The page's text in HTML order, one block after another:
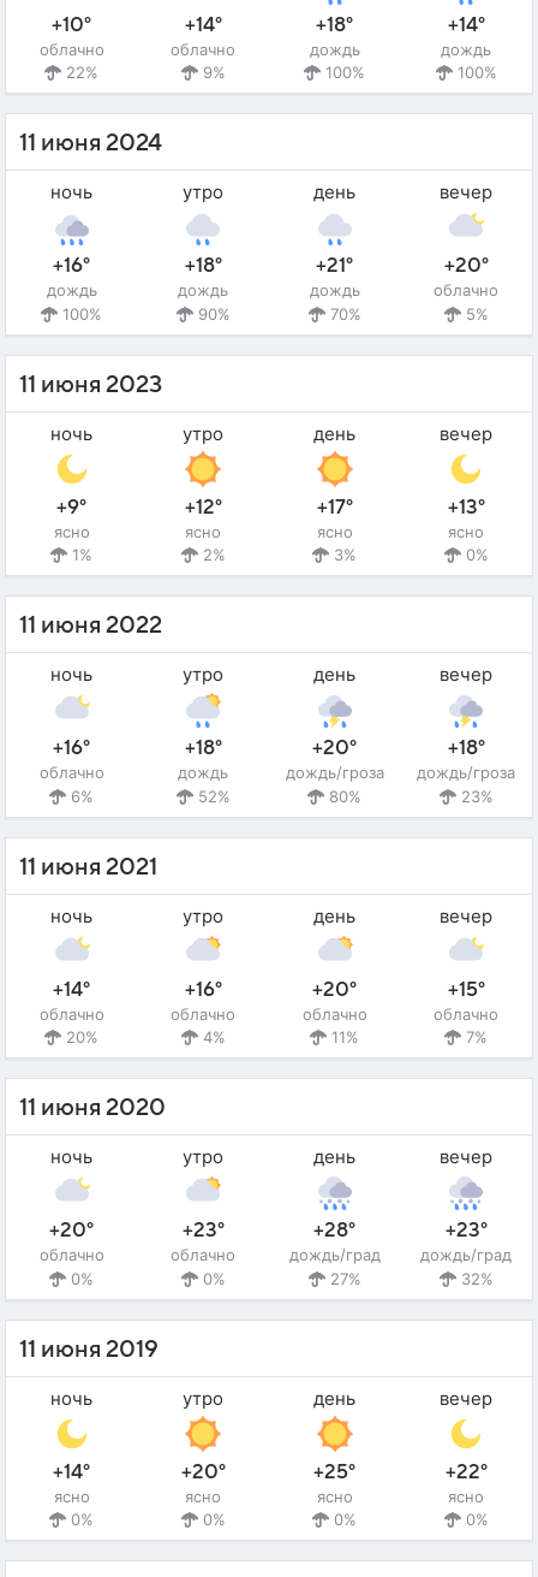
+10°
облачно
22%
+14°
облачно
9%
+18°
дождь
100%
+14°
дождь
100%
11 июня 2024
ночь
+16°
дождь
100%
утро
+18°
дождь
90%
день
+21°
дождь
70%
вечер
+20°
облачно
5%
11 июня 2023
ночь
+9°
ясно
1%
утро
+12°
ясно
2%
день
+17°
ясно
3%
вечер
+13°
ясно
0%
11 июня 2022
ночь
+16°
облачно
6%
утро
+18°
дождь
52%
день
+20°
дождь/гроза
80%
вечер
+18°
дождь/гроза
23%
11 июня 2021
ночь
+14°
облачно
20%
утро
+16°
облачно
4%
день
+20°
облачно
11%
вечер
+15°
облачно
7%
11 июня 2020
ночь
+20°
облачно
0%
утро
+23°
облачно
0%
день
+28°
дождь/град
27%
вечер
+23°
дождь/град
32%
11 июня 2019
ночь
+14°
ясно
0%
утро
+20°
ясно
0%
день
+25°
ясно
0%
вечер
+22°
ясно
0%